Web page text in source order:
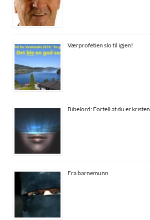
Værprofetien slo til igjen!
Bibelord: Fortell at du er kristen
Fra barnemunn